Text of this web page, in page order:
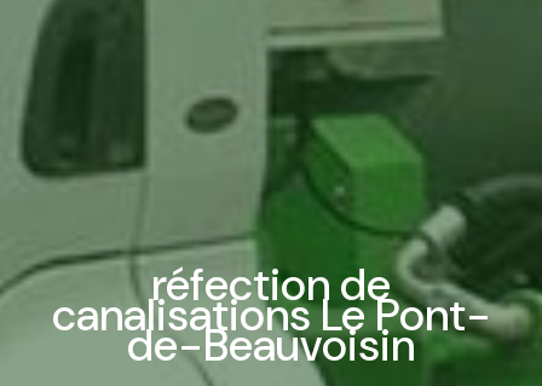
réfection de
canalisations Le Pont-
de-Beauvoisin